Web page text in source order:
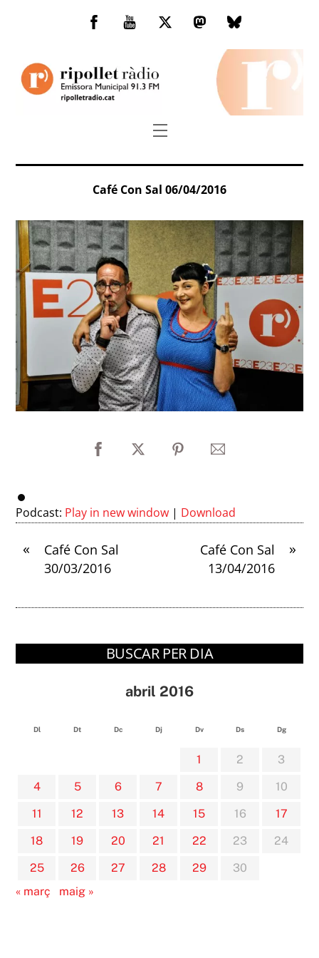
Facebook
You
TwitterMastodonBluesky
Menu
Café Con Sal 06/04/2016
Podcast: Play in new window | Download
«
Café Con Sal
30/03/2016
»
Café Con Sal
13/04/2016
BUSCAR PER DIA
abril 2016
Dl Dt Dc Dj Dv Ds Dg
1 2
3
4
5 6 7 8 9
10
11
12 13 14 15 16
17
18
19 20 21 22 23
24
25
26 27 28 29
30
« març
maig »